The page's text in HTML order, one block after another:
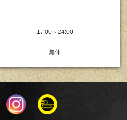
17:00～24:00
無休